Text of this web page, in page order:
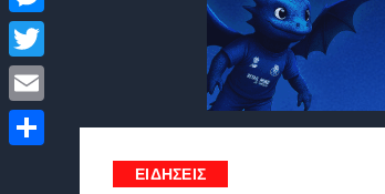
ΕΙΔΗΣΕΙΣ
Messenger
Twitter
Email